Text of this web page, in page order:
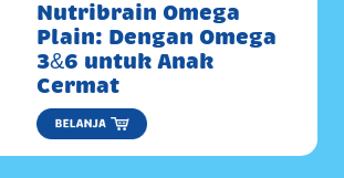
Nutribrain Omega
Plain: Dengan Omega
3&6 untuk Anak
Cermat